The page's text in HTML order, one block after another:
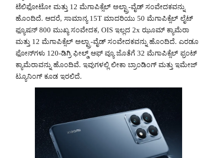
ಟೆಲಿಫೋಟೋ ಮತ್ತು 12 ಮೆಗಾಪಿಕ್ಸೆಲ್ ಅಲ್ಟ್ರಾ-ವೈಡ್ ಸಂವೇದಕವನ್ನು
ಹೊಂದಿದೆ. ಆದರೆ, ಸಾಮಾನ್ಯ 15T ಮಾದರಿಯು 50 ಮೆಗಾಪಿಕ್ಸೆಲ್ ಲೈಟ್
ಫ್ಯೂಷನ್ 800 ಮುಖ್ಯ ಸಂವೇದಕ, OIS ಇಲ್ಲದ 2x ಝೂಮ್ ಕ್ಯಾಮೆರಾ
ಮತ್ತು 12 ಮೆಗಾಪಿಕ್ಸೆಲ್ ಅಲ್ಟ್ರಾ-ವೈಡ್ ಸಂವೇದಕವನ್ನು ಹೊಂದಿದೆ. ಎರಡೂ
ಫೋನ್‌ಗಳು 120-ಡಿಗ್ರಿ ಫೀಲ್ಡ್ ಆಫ್ ವ್ಯೂ ಜೊತೆಗೆ 32 ಮೆಗಾಪಿಕ್ಸೆಲ್ ಫ್ರಂಟ್
ಕ್ಯಾಮೆರಾವನ್ನು ಹೊಂದಿವೆ. ಇವುಗಳಲ್ಲಿ ಲೀಕಾ ಬ್ರಾಂಡಿಂಗ್ ಮತ್ತು ಇಮೇಜ್
ಟ್ಯೂನಿಂಗ್ ಕೂಡ ಇರಲಿದೆ.